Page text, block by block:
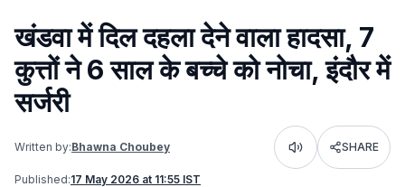
खंडवा में दिल दहला देने वाला हादसा, 7
कुत्तों ने 6 साल के बच्चे को नोचा, इंदौर में
सर्जरी
Written by:Bhawna Choubey Listen SHARE
Published:17 May 2026 at 11:55 IST